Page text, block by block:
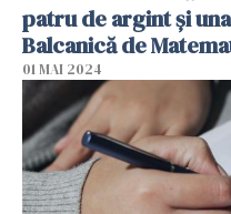
patru de argint şi
Balcanică de
01 MAI 2024